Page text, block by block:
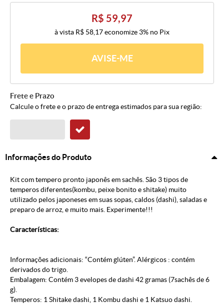
R$ 59,97
à vista R$ 58,17economize 3% no Pix
AVISE-ME
Frete e Prazo
Calcule o frete e o prazo de entrega estimados para sua região:
Informações do Produto
Kit com tempero pronto japonês em sachês. São 3 tipos de
temperos diferentes(kombu, peixe bonito e shitake) muito
utilizado pelos japoneses em suas sopas, caldos (dashi), saladas e
preparo de arroz, e muito mais. Experimente!!!
Características:
Informações adicionais: “Contém glúten”. Alérgicos : contém
derivados do trigo.
Embalagem: Contém 3 evelopes de dashi 42 gramas (7sachês de 6
g).
Temperos: 1 Shitake dashi, 1 Kombu dashi e 1 Katsuo dashi.